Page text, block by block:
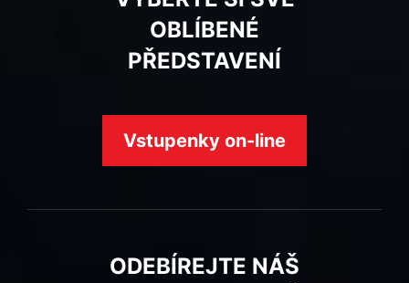
OBLÍBENÉ
PŘEDSTAVENÍ
Vstupenky on-line
ODEBÍREJTE NÁŠ